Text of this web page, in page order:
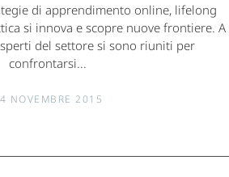
di apprendimento online, lifelong
si innova e scopre nuove frontiere. A
del settore si sono riuniti per
confrontarsi...
NOVEMBRE 2015